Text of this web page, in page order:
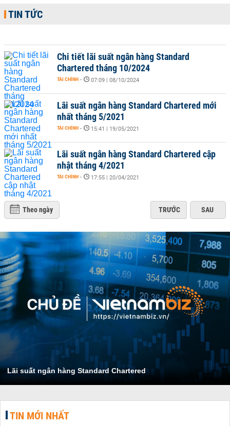
TIN TỨC
Chi tiết lãi suất ngân hàng Standard
Chartered tháng 10/2024
TÀI CHÍNH - 07:09 | 08/10/2024
Lãi suất ngân hàng Standard Chartered mới
nhất tháng 5/2021
TÀI CHÍNH - 15:41 | 19/05/2021
Lãi suất ngân hàng Standard Chartered cập
nhật tháng 4/2021
TÀI CHÍNH - 17:55 | 20/04/2021
Theo ngày TRƯỚC SAU
Lãi suất ngân hàng Standard Chartered
TIN MỚI NHẤT